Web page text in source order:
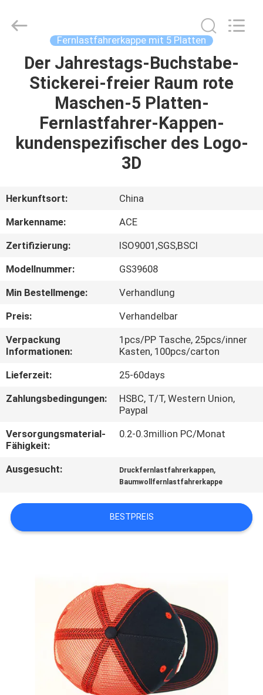
HAUS
PRODUKTE
ÜBER
FABRIK-
AUSFLUG
QUALITÄTSKONTROLLE
TRETEN
SIE
MIT
UNS
IN
VERBINDUNG
NACHRICHTEN
FÄLLE
SITEMAP
Ltd..
Fernlastfahrerkappe mit 5 Platten
Der Jahrestags-Buchstabe-
Stickerei-freier Raum rote
Maschen-5 Platten-
Fernlastfahrer-Kappen-
kundenspezifischer des Logo-
3D
Herkunftsort:
China
Markenname:
ACE
Zertifizierung:
ISO9001,SGS,BSCI
Modellnummer:
GS39608
Min Bestellmenge:
Verhandlung
Preis:
Verhandelbar
Verpackung
Informationen:
1pcs/PP Tasche, 25pcs/inner
Kasten, 100pcs/carton
Lieferzeit:
25-60days
Zahlungsbedingungen:
HSBC, T/T, Western Union,
Paypal
Versorgungsmaterial-
Fähigkeit:
0.2-0.3million PC/Monat
Ausgesucht: Druckfernlastfahrerkappen,
Baumwollfernlastfahrerkappe
BESTPREIS